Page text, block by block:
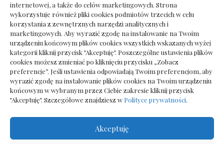
internetowej, a także do celów marketingowych. Strona
wykorzystuje również pliki cookies podmiotów trzecich w celu
korzystania z zewnętrznych narzędzi analitycznych i
marketingowych. Aby wyrazić zgodę na instalowanie na Twoim
urządzeniu końcowym plików cookies wszystkich wskazanych wyżej
kategorii kliknij przycisk "Akceptuję". Poszczególne ustawienia plików
cookies możesz zmieniać po kliknięciu przycisku „Zobacz
preferencje”. Jeśli ustawienia odpowiadają Twoim preferencjom, aby
wyrazić zgodę na instalowanie plików cookies na Twoim urządzeniu
końcowym w wybranym przez Ciebie zakresie kliknij przycisk
"Akceptuję". Szczegółowe znajdziesz w Polityce prywatności.
Akceptuję